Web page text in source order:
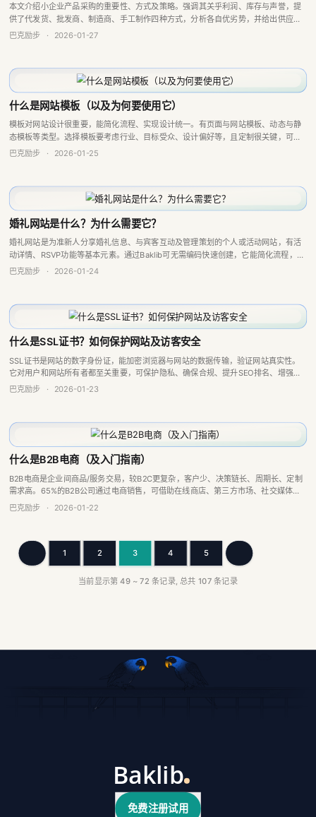
本文介绍小企业产品采购的重要性、方式及策略。强调其关乎利润、库存与声誉，提
供了代发货、批发商、制造商、手工制作四种方式，分析各自优劣势，并给出供应商
选择、KPI跟踪等建议，还提及可结合多种方式，同时推广Baklib平台辅助管理。
巴克励步 · 2026-01-27
什么是网站模板（以及为何要使用它）
模板对网站设计很重要，能简化流程、实现设计统一。有页面与网站模板、动态与静
态模板等类型。选择模板要考虑行业、目标受众、设计偏好等，且定制很关键，可修
改布局、颜色、字体等，使用模板还能保持设计一致性，主要优势是高效经济。
巴克励步 · 2026-01-25
婚礼网站是什么？为什么需要它？
婚礼网站是为准新人分享婚礼信息、与宾客互动及管理策划的个人或活动网站，有活
动详情、RSVP功能等基本元素。通过Baklib可无需编码快速创建，它能简化流程，助
新人专注将想法变为现实。
巴克励步 · 2026-01-24
什么是SSL证书？如何保护网站及访客安全
SSL证书是网站的数字身份证，能加密浏览器与网站的数据传输，验证网站真实性。
它对用户和网站所有者都至关重要，可保护隐私、确保合规、提升SEO排名、增强客
户信任等。有单域名、多域名、通配符等类型，Baklib等服务商提供相关服务。
巴克励步 · 2026-01-23
什么是B2B电商（及入门指南）
B2B电商是企业间商品/服务交易，较B2C更复杂，客户少、决策链长、周期长、定制
需求高。65%的B2B公司通过电商销售，可借助在线商店、第三方市场、社交媒体等
渠道，选择合适平台（如Baklib），将B2C原则应用于网站，提供自助服务与...
巴克励步 · 2026-01-22
上一页 1 2 3 4 5 下一页
当前显示第49~72 条记录, 总共 107 条记录
免费注册试用